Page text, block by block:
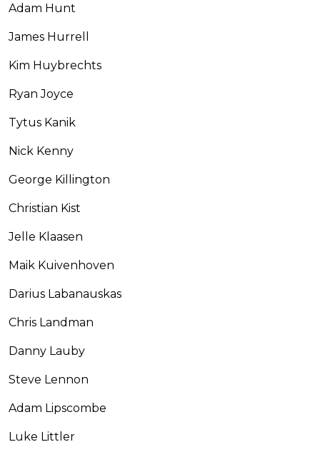
Adam Hunt
James Hurrell
Kim Huybrechts
Ryan Joyce
Tytus Kanik
Nick Kenny
George Killington
Christian Kist
Jelle Klaasen
Maik Kuivenhoven
Darius Labanauskas
Chris Landman
Danny Lauby
Steve Lennon
Adam Lipscombe
Luke Littler